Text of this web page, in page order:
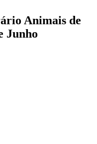
Animais de
Junho